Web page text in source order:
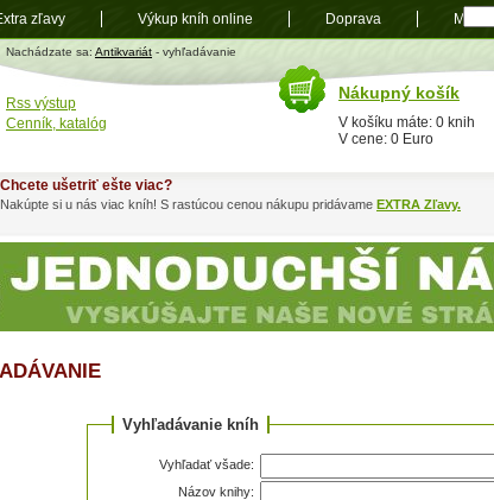
Nachádzate sa: Antikvariát - vyhľadávanie
Vyhľadávanie kníh
Vyhľadať všade:
Názov knihy:
Chcete ušetriť ešte viac?
Nakúpte si u nás viac kníh! S rastúcou cenou nákupu pridávame EXTRA Zľavy.
Nákupný košík
V košíku máte: 0 knih
V cene: 0 Euro
Rss výstup
Cenník, katalóg
zľavy Výkup kníh online Doprava Mapa